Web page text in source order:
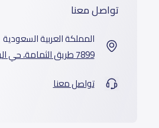
تواصل معنا
المملكة العربية السعودية
7899 طريق الثمامة، حي الربيع، الرياض 11564
تواصل معنا